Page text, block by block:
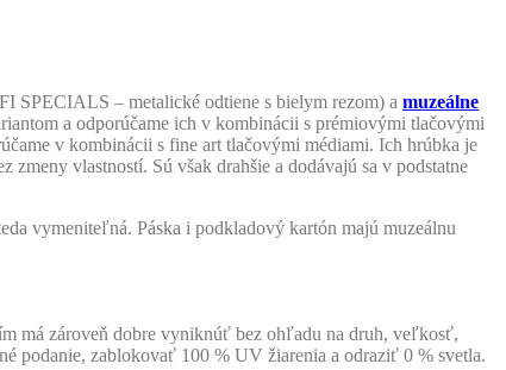
– metalické odtiene s bielym rezom) a muzeálne
a odporúčame ich v kombinácii s prémiovými tlačovými
v kombinácii s fine art tlačovými médiami. Ich hrúbka je
vlastností. Sú však drahšie a dodávajú sa v podstatne
vymeniteľná. Páska i podkladový kartón majú muzeálnu
má zároveň dobre vyniknúť bez ohľadu na druh, veľkosť,
podanie, zablokovať 100 % UV žiarenia a odraziť 0 % svetla.